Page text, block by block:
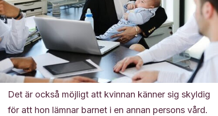
Det är också möjligt att kvinnan känner sig skyldig
för att hon lämnar barnet i en annan persons vård.